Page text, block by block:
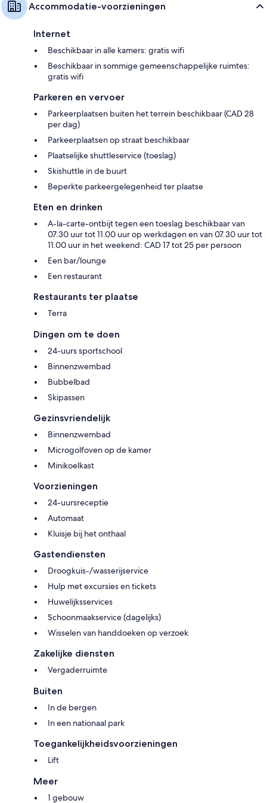
Accommodatie-voorzieningen
Internet
Beschikbaar in alle kamers: gratis wifi
Beschikbaar in sommige gemeenschappelijke ruimtes:
gratis wifi
Parkeren en vervoer
Parkeerplaatsen buiten het terrein beschikbaar (CAD 28
per dag)
Parkeerplaatsen op straat beschikbaar
Plaatselijke shuttleservice (toeslag)
Skishuttle in de buurt
Beperkte parkeergelegenheid ter plaatse
Eten en drinken
A-la-carte-ontbijt tegen een toeslag beschikbaar van
07.30 uur tot 11.00 uur op werkdagen en van 07.30 uur tot
11.00 uur in het weekend: CAD 17 tot 25 per persoon
Een bar/lounge
Een restaurant
Restaurants ter plaatse
Terra
Dingen om te doen
24-uurs sportschool
Binnenzwembad
Bubbelbad
Skipassen
Gezinsvriendelijk
Binnenzwembad
Microgolfoven op de kamer
Minikoelkast
Voorzieningen
24-uursreceptie
Automaat
Kluisje bij het onthaal
Gastendiensten
Droogkuis-/wasserijservice
Hulp met excursies en tickets
Huwelijksservices
Schoonmaakservice (dagelijks)
Wisselen van handdoeken op verzoek
Zakelijke diensten
Vergaderruimte
Buiten
In de bergen
In een nationaal park
Toegankelijkheidsvoorzieningen
Lift
Meer
1 gebouw